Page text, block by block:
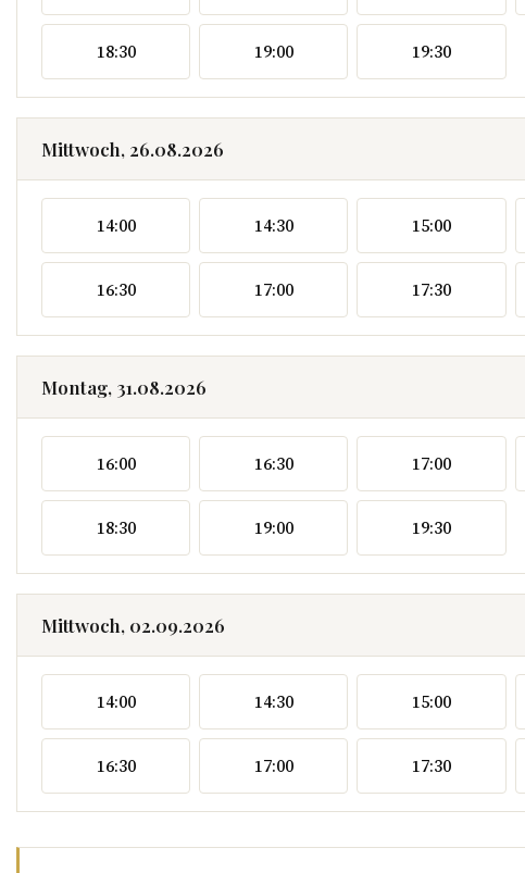
18:30 19:00 19:30
Mittwoch, 26.08.2026
14:00 14:30 15:00
16:30 17:00 17:30
Montag, 31.08.2026
16:00 16:30 17:00
18:30 19:00 19:30
Mittwoch, 02.09.2026
14:00 14:30 15:00
16:30 17:00 17:30